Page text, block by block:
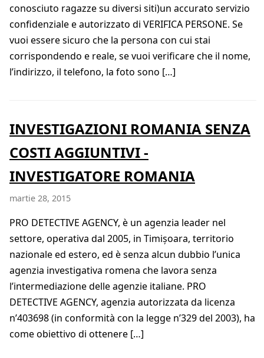
conosciuto ragazze su diversi siti)un accurato servizio
confidenziale e autorizzato di VERIFICA PERSONE. Se
vuoi essere sicuro che la persona con cui stai
corrispondendo e reale, se vuoi verificare che il nome,
l’indirizzo, il telefono, la foto sono […]
INVESTIGAZIONI ROMANIA SENZA
COSTI AGGIUNTIVI -
INVESTIGATORE ROMANIA
martie 28, 2015
PRO DETECTIVE AGENCY, è un agenzia leader nel
settore, operativa dal 2005, in Timișoara, territorio
nazionale ed estero, ed è senza alcun dubbio l’unica
agenzia investigativa romena che lavora senza
l’intermediazione delle agenzie italiane. PRO
DETECTIVE AGENCY, agenzia autorizzata da licenza
n’403698 (in conformità con la legge n’329 del 2003), ha
come obiettivo di ottenere […]